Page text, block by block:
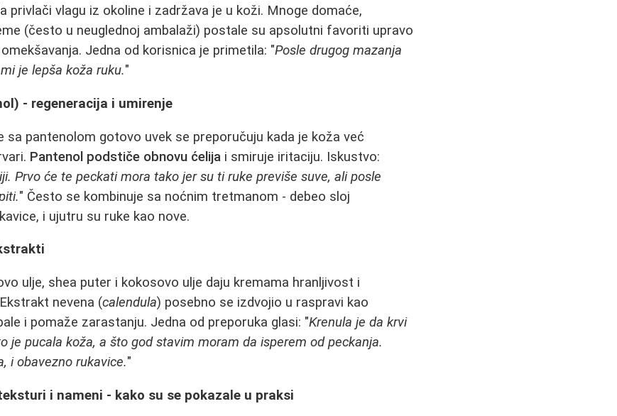
privlači vlagu iz okoline i zadržava je u koži. Mnoge domaće,
(često u neuglednoj ambalaži) postale su apsolutni favoriti upravo
Jedna od korisnica je primetila: "Posle drugog mazanja
je lepša koža ruku."
- regeneracija i umirenje
sa pantenolom gotovo uvek se preporučuju kada je koža već
Pantenol podstiče obnovu ćelija i smiruje iritaciju. Iskustvo:
Prvo će te peckati mora tako jer su ti ruke previše suve, ali posle
" Često se kombinuje sa noćnim tretmanom - debeo sloj
i ujutru su ruke kao nove.
ulje, shea puter i kokosovo ulje daju kremama hranljivost i
nevena (calendula) posebno se izdvojio u raspravi kao
i pomaže zarastanju. Jedna od preporuka glasi: "Krenula je da krvi
je pucala koža, a što god stavim moram da isperem od peckanja.
i obavezno rukavice."
i nameni - kako su se pokazale u praksi